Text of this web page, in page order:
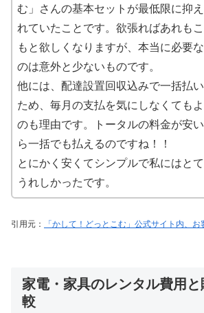
む」さんの基本セットが最低限に抑
れていたことです。欲張ればあれも
もと欲しくなりますが、本当に必要
のは意外と少ないものです。
他には、配達設置回収込みで一括払
ため、毎月の支払を気にしなくても
のも理由です。トータルの料金が安
ら一括でも払えるのですね！！
とにかく安くてシンプルで私にはと
うれしかったです。
引用元： 「かして！どっとこむ」公式サイト内、お
家電・家具のレンタル費用
較